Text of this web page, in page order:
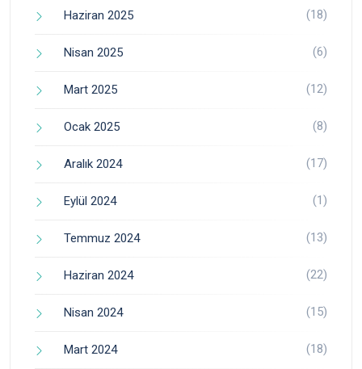
Haziran 2025 (18)
Nisan 2025 (6)
Mart 2025 (12)
Ocak 2025 (8)
Aralık 2024 (17)
Eylül 2024 (1)
Temmuz 2024 (13)
Haziran 2024 (22)
Nisan 2024 (15)
Mart 2024 (18)